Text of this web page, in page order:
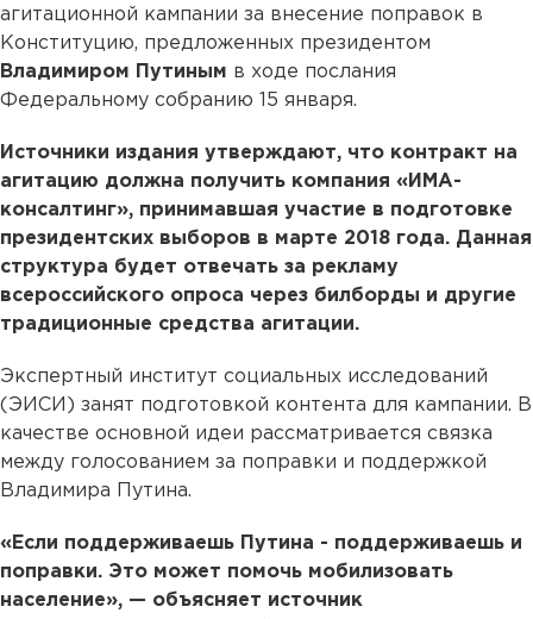
агитационной кампании за внесение поправок в
Конституцию, предложенных президентом
Владимиром Путиным в ходе послания
Федеральному собранию 15 января.
Источники издания утверждают, что контракт на
агитацию должна получить компания «ИМА-
консалтинг», принимавшая участие в подготовке
президентских выборов в марте 2018 года. Данная
структура будет отвечать за рекламу
всероссийского опроса через билборды и другие
традиционные средства агитации.
Экспертный институт социальных исследований
(ЭИСИ) занят подготовкой контента для кампании. В
качестве основной идеи рассматривается связка
между голосованием за поправки и поддержкой
Владимира Путина.
«Если поддерживаешь Путина - поддерживаешь и
поправки. Это может помочь мобилизовать
население», — объясняет источник